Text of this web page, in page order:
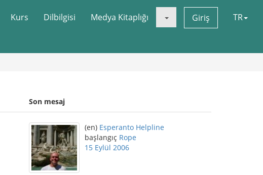
Kurs Dilbilgisi Medya Kitaplığı Giriş TR
Son mesaj
(en) Esperanto Helpline
başlangıç Rope
15 Eylül 2006